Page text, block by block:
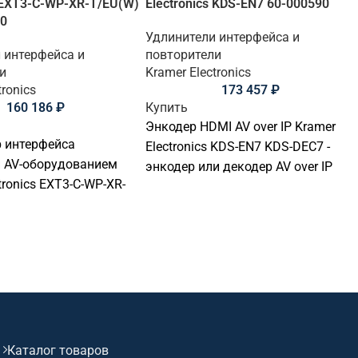
C-WP-XR-T/EU(W)
и
160 186₽
интерфейса
AV-оборудованием
EXT3-C-WP-XR-
Интерфейсы и
Electronics KDS-EN7 60-000590
Удлинители интерфейса и
повторители
Kramer Electronics
173 457₽
Купить
Энкодер HDMI AV over IP Kramer
Electronics KDS-EN7 KDS-DEC7 -
энкодер или декодер AV over IP
Каталог товаров